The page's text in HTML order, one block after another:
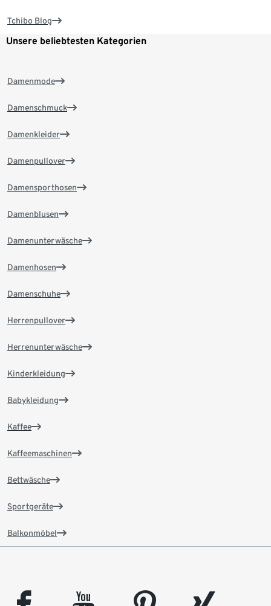
Tchibo Blog
Unsere beliebtesten Kategorien
Damenmode
Damenschmuck
Damenkleider
Damenpullover
Damensporthosen
Damenblusen
Damenunterwäsche
Damenhosen
Damenschuhe
Herrenpullover
Herrenunterwäsche
Kinderkleidung
Babykleidung
Kaffee
Kaffeemaschinen
Bettwäsche
Sportgeräte
Balkonmöbel